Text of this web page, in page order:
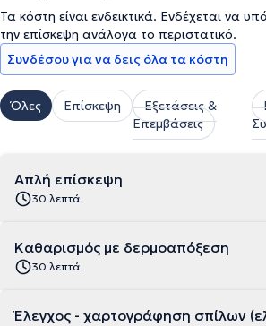
Τα κόστη είναι ενδεικτικά. Ενδέχεται να
την επίσκεψη ανάλογα το περιστατικό.
Συνδέσου για να δεις όλα τα κόστη
Όλες Επίσκεψη
Εξετάσεις &
Επεμβάσεις
Απλή επίσκεψη
30 λεπτά
Kαθαρισμός με δερμοαπόξεση
30 λεπτά
Έλεγχος - χαρτογράφηση σπίλων